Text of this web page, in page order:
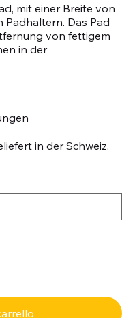
mit einer Breite von
Padhaltern. Das Pad
von fettigem
in der
in der Schweiz.